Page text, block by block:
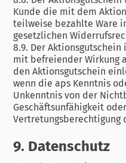
Kunde die mit dem
teilweise bezahlte Ware
gesetzlichen
8.9. Der
mit befreiender Wirkung
den Aktionsgutschein
wenn die aps Kenntnis
Unkenntnis von der
Geschäftsunfähigkeit
Vertretungsberechtigung
9. Datenschutz